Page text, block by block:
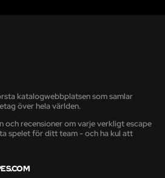
katalogwebbplatsen som samlar
över hela världen.
och recensioner om varje verkligt escape
spelet för ditt team - och ha kul att